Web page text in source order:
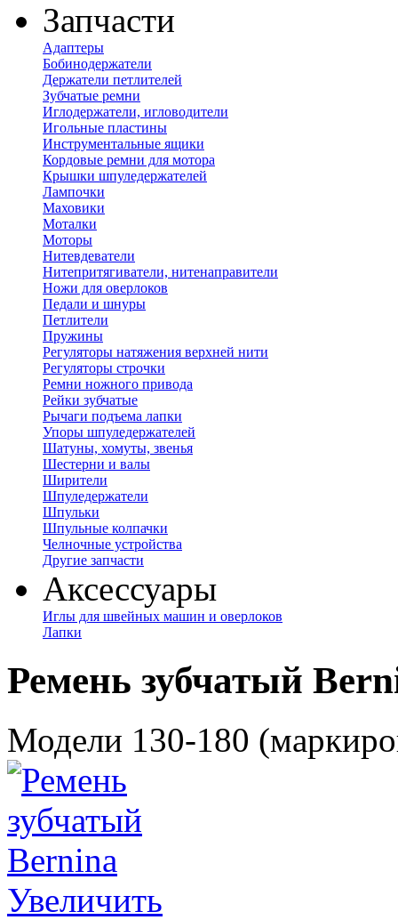
Запчасти
Адаптеры
Бобинодержатели
Держатели петлителей
Зубчатые ремни
Иглодержатели, игловодители
Игольные пластины
Инструментальные ящики
Кордовые ремни для мотора
Крышки шпуледержателей
Лампочки
Маховики
Моталки
Моторы
Нитевдеватели
Нитепритягиватели, нитенаправители
Ножи для оверлоков
Педали и шнуры
Петлители
Пружины
Регуляторы натяжения верхней нити
Регуляторы строчки
Ремни ножного привода
Рейки зубчатые
Рычаги подъема лапки
Упоры шпуледержателей
Шатуны, хомуты, звенья
Шестерни и валы
Ширители
Шпуледержатели
Шпульки
Шпульные колпачки
Челночные устройства
Другие запчасти
Аксессуары
Иглы для швейных машин и оверлоков
Лапки
Ремень зубчатый
Модели 130-180
Увеличить